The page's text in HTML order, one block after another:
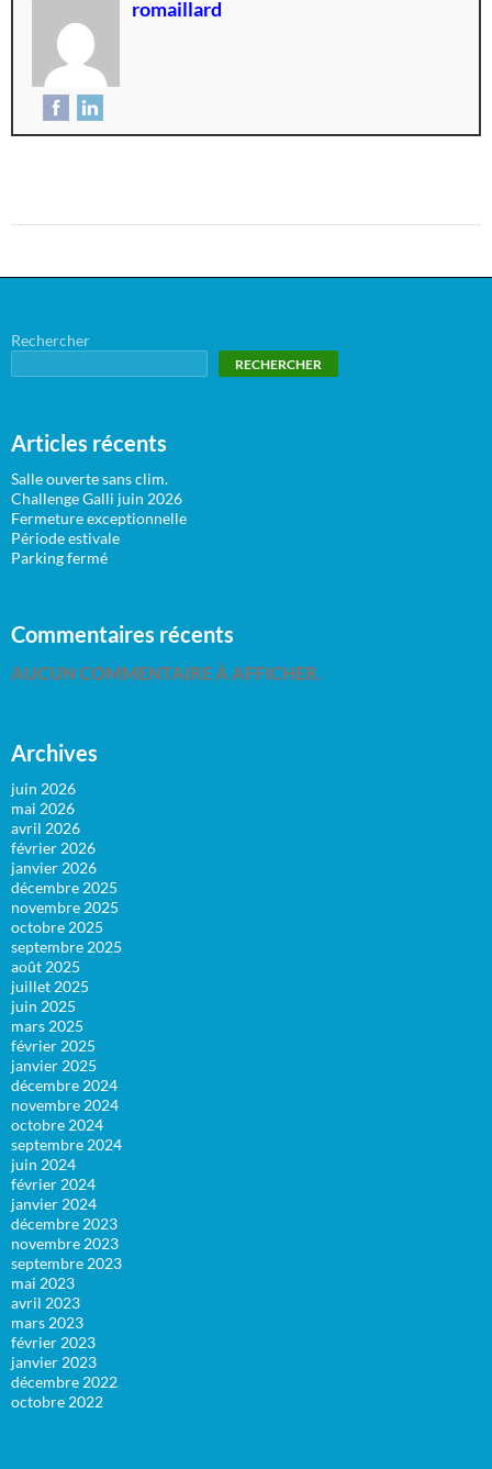
romaillard
Rechercher
RECHERCHER
Articles récents
Salle ouverte sans clim.
Challenge Galli juin 2026
Fermeture exceptionnelle
Période estivale
Parking fermé
Commentaires récents
AUCUN COMMENTAIRE À AFFICHER.
Archives
juin 2026
mai 2026
avril 2026
février 2026
janvier 2026
décembre 2025
novembre 2025
octobre 2025
septembre 2025
août 2025
juillet 2025
juin 2025
mars 2025
février 2025
janvier 2025
décembre 2024
novembre 2024
octobre 2024
septembre 2024
juin 2024
février 2024
janvier 2024
décembre 2023
novembre 2023
septembre 2023
mai 2023
avril 2023
mars 2023
février 2023
janvier 2023
décembre 2022
octobre 2022